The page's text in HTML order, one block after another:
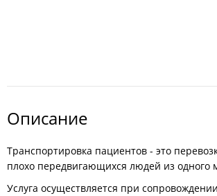
Описание
Транспортировка пациентов - это
плохо передвигающихся людей из одного
Услуга осуществляется при